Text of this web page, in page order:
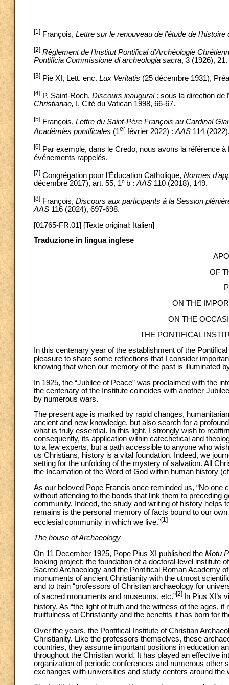
[1] François, Lettre sur le renouveau de l’étude de l’histoire
[2] Règlement de l’Institut Pontifical d’Archéologie
Pontificia Commissione di archeologia sacra, 3 (1926), 21.
[3] Pie XI, Lett. enc. Lux Veritatis (25 décembre 1931),
[4] P. Saint-Roch, Discours inaugural : sous la direction
Christianae,
I, Cité du Vatican 1998, 66-67.
[5] François, Lettre du Saint-Père François au Cardinal
Académies pontificales (1er février 2022) :AAS 114
[6] Par exemple, dans le Credo, nous avons la référence
événements rappelés.
[7] Congrégation pour l’Éducation Catholique, Normes
décembre 2017), art. 55, 1º b :AAS 110 (2018), 149.
[8] François, Discours aux participants à la Session
AAS 116 (2024), 697-698.
[01765-FR.01] [Texte original: Italien]
Traduzione in lingua inglese
OF
ON THE
ON THE
THE PONTIFICAL
In this centenary year of the establishment of the
pleasure to share some reflections that I consider
knowing that when our memory of the past is illuminated
In 1925, the “Jubilee of Peace” was proclaimed with the
the centenary of the Institute coincides with another
by numerous wars.
The present age is marked by rapid changes,
ancient and new knowledge, but also search for a
what is truly essential. In this light, I strongly wish to
consequently, its application within catechetical and
to a few experts, but a path accessible to anyone who
us Christians, history is a vital foundation. Indeed, we
setting for the unfolding of the mystery of salvation. All
the Incarnation of the Word of God within human history
As our beloved Pope Francis once reminded us, “No one
without attending to the bonds that link them to preceding
community. Indeed, the study and writing of history helps
remains is the personal memory of facts bound to our
ecclesial community in which we live.”[1]
The house of Archaeology
On 11 December 1925, Pope Pius XI published the Motu
looking project: the foundation of a doctoral-level institute
Sacred Archaeology and the Pontifical Roman Academy
monuments of ancient Christianity with the utmost
and to train “professors of Christian archaeology for
of sacred monuments and museums, etc.”[2]
In Pius XI’s
history. As “the light of truth and the witness of the ages,
fruitfulness of Christianity and the benefits it has born for
Over the years, the Pontifical Institute of Christian
Christianity. Like the professors themselves, these
countries, they assume important positions in education
throughout the Christian world. It has played an effective
organization of periodic conferences and numerous other
exchanges with universities and study centers around the